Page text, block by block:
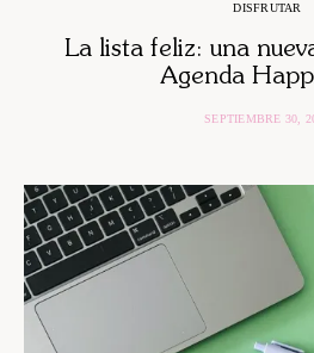
DISFRUTAR
La lista feliz: una
Agenda
SEPTIEMBRE 30,